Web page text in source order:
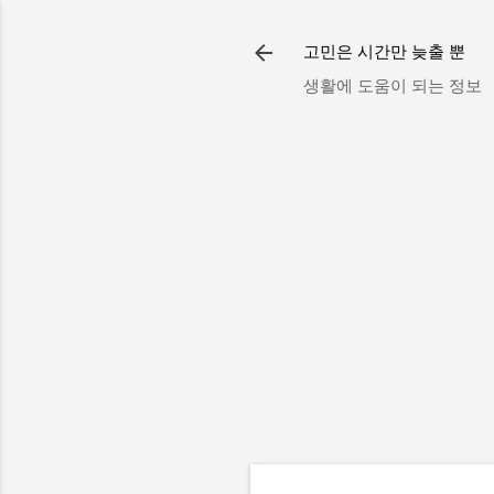
고민은 시간만 늦출 뿐
생활에 도움이 되는 정보